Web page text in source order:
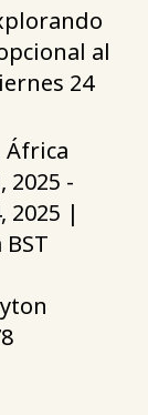
al
24
África
2025 -
2025 |